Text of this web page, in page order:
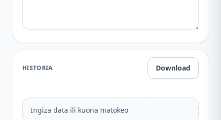
HISTORIA Download
Ingiza data ili kuona matokeo